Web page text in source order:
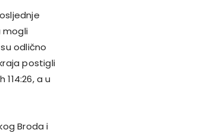
mogli
odlično
postigli
a u
Broda i